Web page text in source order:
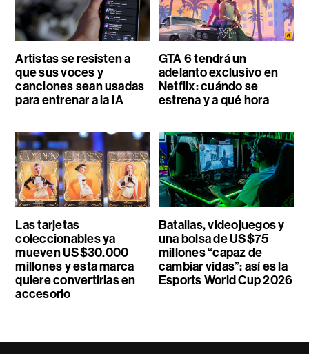
Artistas se resisten a
que sus voces y
canciones sean usadas
para entrenar a la IA
GTA 6 tendrá un
adelanto exclusivo en
Netflix: cuándo se
estrena y a qué hora
Las tarjetas
coleccionables ya
mueven US$30.000
millones y esta marca
quiere convertirlas en
accesorio
Batallas, videojuegos y
una bolsa de US$75
millones “capaz de
cambiar vidas”: así es la
Esports World Cup 2026